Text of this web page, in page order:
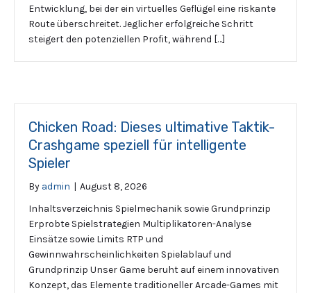
Entwicklung, bei der ein virtuelles Geflügel eine riskante
Route überschreitet. Jeglicher erfolgreiche Schritt
steigert den potenziellen Profit, während […]
Chicken Road: Dieses ultimative Taktik-
Crashgame speziell für intelligente
Spieler
By admin | August 8, 2026
Inhaltsverzeichnis Spielmechanik sowie Grundprinzip
Erprobte Spielstrategien Multiplikatoren-Analyse
Einsätze sowie Limits RTP und
Gewinnwahrscheinlichkeiten Spielablauf und
Grundprinzip Unser Game beruht auf einem innovativen
Konzept, das Elemente traditioneller Arcade-Games mit